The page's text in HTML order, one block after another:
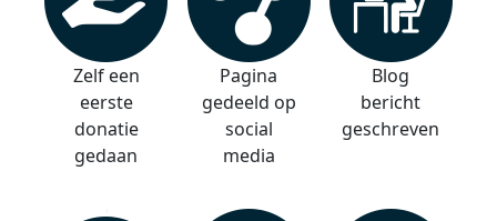
Zelf een
eerste
donatie
gedaan
Pagina
gedeeld op
social
media
Blog
bericht
geschreven